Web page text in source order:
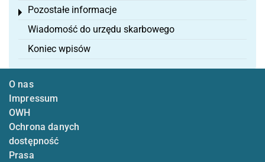
Pozostałe informacje
Toggle menu
Wiadomość do urzędu skarbowego
Koniec wpisów
O nas
Impressum
OWH
Ochrona danych
dostępność
Prasa